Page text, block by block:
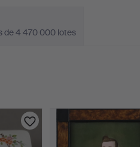
de 4 470 000 lotes